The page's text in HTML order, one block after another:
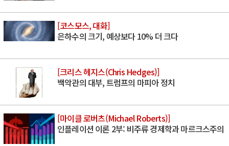
[코스모스, 대화]
은하수의 크기, 예상보다 10% 더 크다
[크리스 헤지스(Chris Hedges)]
백악관의 대부, 트럼프의 마피아 정치
[마이클 로버츠(Michael Roberts)]
인플레이션 이론 2부: 비주류 경제학과 마르크스주의